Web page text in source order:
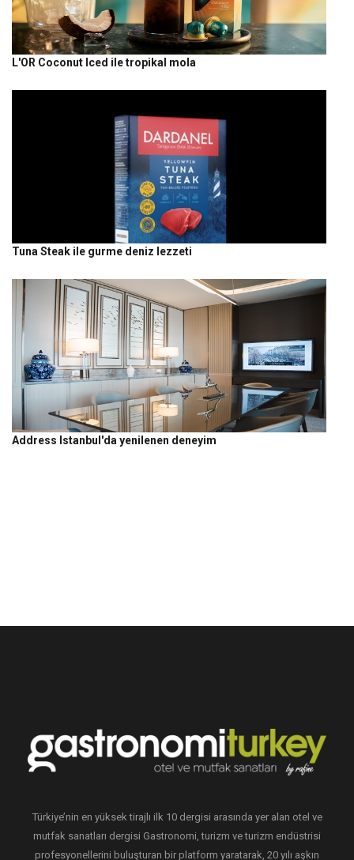
L'OR Coconut Iced ile tropikal mola
Tuna Steak ile gurme deniz lezzeti
Address Istanbul'da yenilenen deneyim
Türkiye’nin en yüksek tirajlı ilk 10 dergisi arasında yer alan otel ve
mutfak sanatları dergisi Gastronomi, turizm ve turizm endüstrisi
profesyonellerini buluşturan bir platform yaratarak, 20 yılı aşkın